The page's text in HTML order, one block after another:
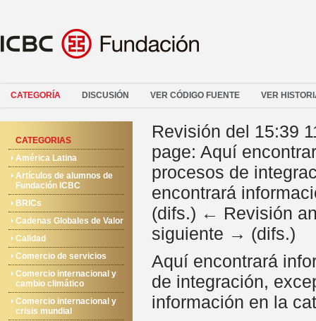
CATEGORÍA DISCUSIÓN VER CÓDIGO FUENTE VER
CATEGORIAS
América Latina
Artículos de alumnos de
Fundación ICBC
BRICs
Cadenas Globales de Valor
Calidad
Comercio de servicios
Comercio internacional y
cambio climático
Comercio internacional y
crisis mundial
Revisión del 15:39
page: Aquí
procesos de
encontrará
(difs.) ← Revisión
siguiente → (difs.)
Aquí encontrará
de integración,
información en la